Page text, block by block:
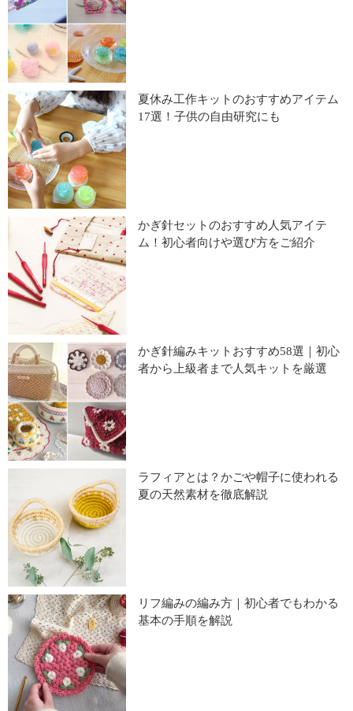
夏休み工作キットのおすすめアイテム
17選！子供の自由研究にも
かぎ針セットのおすすめ人気アイテ
ム！初心者向けや選び方をご紹介
かぎ針編みキットおすすめ58選｜初心
者から上級者まで人気キットを厳選
ラフィアとは？かごや帽子に使われる
夏の天然素材を徹底解説
リフ編みの編み方｜初心者でもわかる
基本の手順を解説